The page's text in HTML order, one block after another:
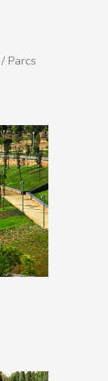
/ Parcs